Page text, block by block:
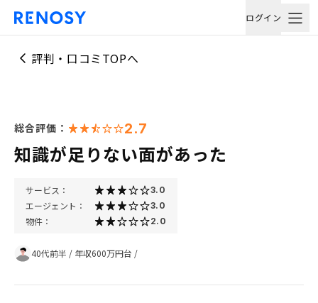
ログイン
評判・口コミTOPへ
総合評価： 2.7
知識が足りない面があった
サービス： 3.0
エージェント： 3.0
物件： 2.0
40代前半 / 年収600万円台 /